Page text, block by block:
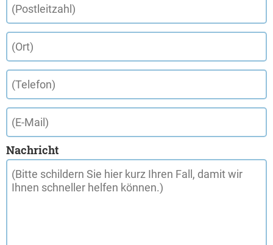
Nachricht